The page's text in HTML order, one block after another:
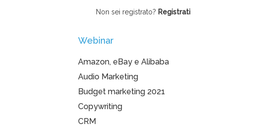
Non sei registrato? Registrati
Webinar
Amazon, eBay e Alibaba
Audio Marketing
Budget marketing 2021
Copywriting
CRM